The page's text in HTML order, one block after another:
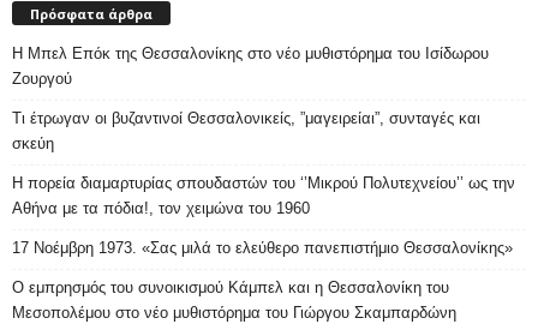
Πρόσφατα άρθρα
Η Μπελ Επόκ της Θεσσαλονίκης στο νέο μυθιστόρημα του Ισίδωρου
Ζουργού
Τι έτρωγαν οι βυζαντινοί Θεσσαλονικείς, ”μαγειρείαι”, συνταγές και
σκεύη
Η πορεία διαμαρτυρίας σπουδαστών του ‘’Μικρού Πολυτεχνείου’’ ως την
Αθήνα με τα πόδια!, τον χειμώνα του 1960
17 Νοέμβρη 1973. «Σας μιλά το ελεύθερο πανεπιστήμιο Θεσσαλονίκης»
Ο εμπρησμός του συνοικισμού Κάμπελ και η Θεσσαλονίκη του
Μεσοπολέμου στο νέο μυθιστόρημα του Γιώργου Σκαμπαρδώνη